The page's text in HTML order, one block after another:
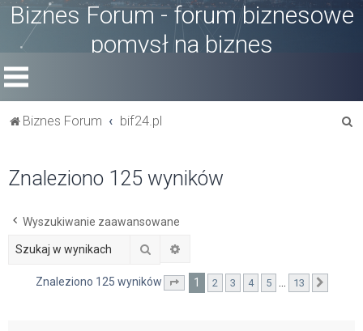
Biznes Forum - forum biznesowe
pomysł na biznes
Biznes Forum bif24.pl
Znaleziono 125 wyników
Wyszukiwanie zaawansowane
Szukaj
Znaleziono 125 wyników Strona1 13
1 2 3 4 5 13